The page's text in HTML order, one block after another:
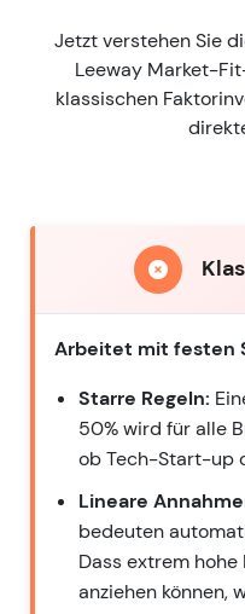
Jetzt verstehen Sie
Leeway Market-
klassischen
Arbeitet mit festen
Starre Regeln:
50% wird für alle
ob Tech-Start-up
Lineare
bedeuten
Dass extrem
anziehen können,